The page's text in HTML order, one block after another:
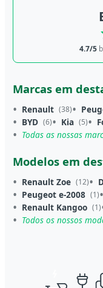
4.7/5
Marcas em
Renault (38)
BYD (6) Kia (5)
Todas as nossas
Modelos em
Renault Zoe (12)
Peugeot e-2008 (1)
Renault Kangoo (1)
Todos os nossos